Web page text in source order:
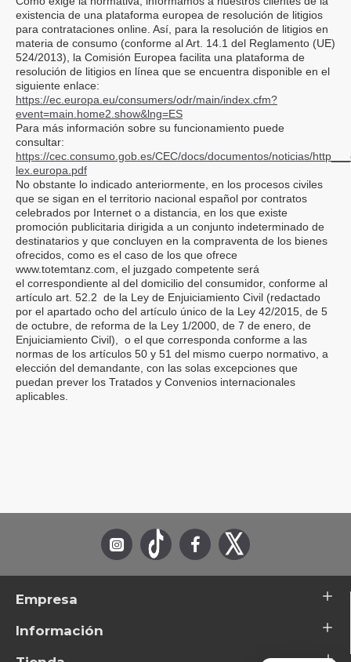
existencia de una plataforma europea de resolución de litigios
para contrataciones online. Así, para la resolución de litigios en
materia de consumo (conforme al Art. 14.1 del Reglamento (UE)
524/2013), la Comisión Europea facilita una plataforma de
resolución de litigios en línea que se encuentra disponible en el
siguiente enlace:
https://ec.europa.eu/consumers/odr/main/index.cfm?
event=main.home2.show&lng=ES
Para más información sobre su funcionamiento puede
consultar:
https://cec.consumo.gob.es/CEC/docs/documentos/noticias/
lex.europa.pdf
No obstante lo indicado anteriormente, en los procesos civiles
que se sigan en el territorio nacional español por contratos
celebrados por Internet o a distancia, en los que existe
promoción publicitaria dirigida a un conjunto indeterminado de
destinatarios y que concluyen en la compraventa de los bienes
ofrecidos, como es el caso de los que ofrece
www.totemtanz.com, el juzgado competente será
el correspondiente al del domicilio del consumidor, conforme al
artículo art. 52.2 de la Ley de Enjuiciamiento Civil (redactado
por el apartado ocho del artículo único de la Ley 42/2015, de 5
de octubre, de reforma de la Ley 1/2000, de 7 de enero, de
Enjuiciamiento Civil), o el que corresponda conforme a las
normas de los artículos 50 y 51 del mismo cuerpo normativo, a
elección del demandante, con las solas excepciones que
puedan prever los Tratados y Convenios internacionales
aplicables.
Empresa
Información